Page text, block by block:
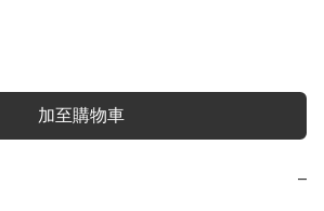
加至購物車
−